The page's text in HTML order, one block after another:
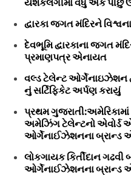
દ્વારકા જગત મંદિરને
દેવભૂમિ દ્વારકાના જગત
પ્રમાણપત્ર એનાયત
વલ્ડ ટેલેન્ટ ઓર્ગેનાઇઝેશન
નું સર્ટિફિકેટ અર્પણ કરાયું
પ્રથમ ગુજરાતી:અમેરિકામાં
અમેઝિંગ ટેલેન્ટનો એવોર્ડ
ઓર્ગેનાઈઝેશનના બ્રાન્ડ
લોકગાયક કિર્તીદાન ગઢવી
ઓર્ગેનાઈઝેશનના બ્રાન્ડ